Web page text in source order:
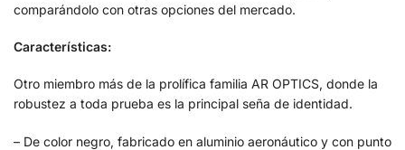
comparándolo con otras opciones del mercado.
Características:
Otro miembro más de la prolífica familia AR OPTICS, donde la
robustez a toda prueba es la principal seña de identidad.
– De color negro, fabricado en aluminio aeronáutico y con punto